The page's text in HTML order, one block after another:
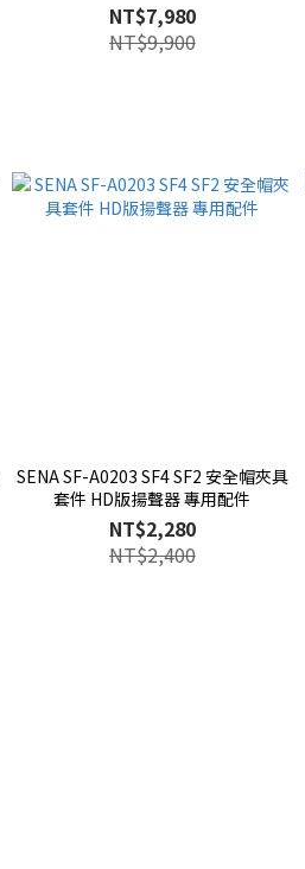
NT$7,980
NT$9,900
SENA SF-A0203 SF4 SF2 安全帽夾具
套件 HD版揚聲器 專用配件
NT$2,280
NT$2,400